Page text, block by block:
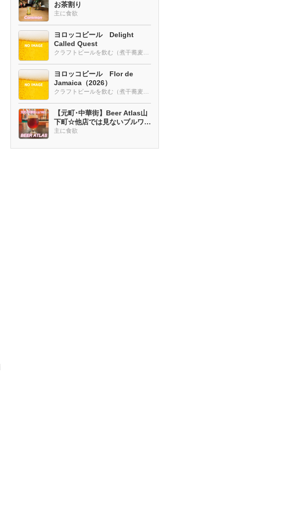
お茶割り
主に食欲
ヨロッコビール Delight
Called Quest
クラフトビールを飲む（煮干蕎麦も・・・）
ヨロッコビール Flor de
Jamaica（2026）
クラフトビールを飲む（煮干蕎麦も・・・）
【元町･中華街】Beer Atlas山
下町☆他店では見ないブルワリ
ー多め
主に食欲